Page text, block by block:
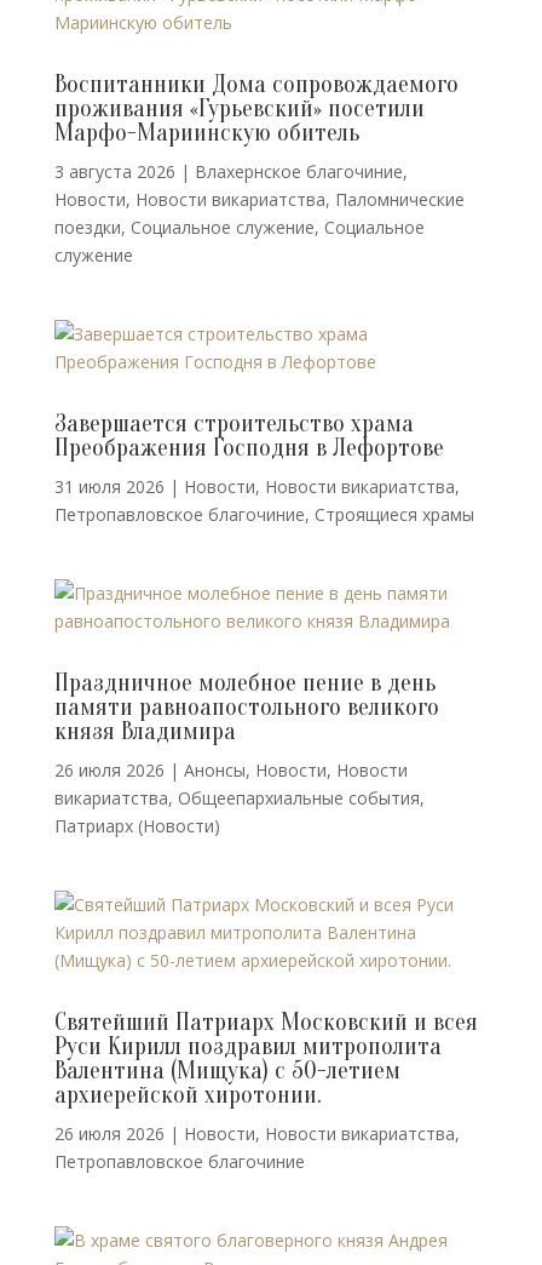
Воспитанники Дома сопровождаемого
проживания «Гурьевский» посетили
Марфо-Мариинскую обитель
3 августа 2026 | Влахернское благочиние,
Новости, Новости викариатства, Паломнические
поездки, Социальное служение, Социальное
служение
Завершается строительство храма
Преображения Господня в Лефортове
31 июля 2026 | Новости, Новости викариатства,
Петропавловское благочиние, Строящиеся храмы
Праздничное молебное пение в день
памяти равноапостольного великого
князя Владимира
26 июля 2026 | Анонсы, Новости, Новости
викариатства, Общеепархиальные события,
Патриарх (Новости)
Святейший Патриарх Московский и всея
Руси Кирилл поздравил митрополита
Валентина (Мищука) с 50-летием
архиерейской хиротонии.
26 июля 2026 | Новости, Новости викариатства,
Петропавловское благочиние